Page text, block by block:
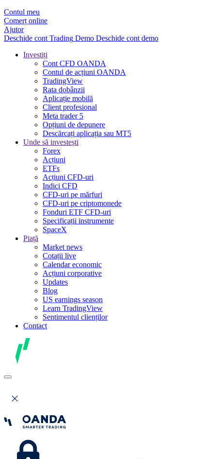
Contul meu
Comerț online
Ajutor
Deschide cont Trading Demo Deschide cont demo
Investiți
Cont CFD OANDA
Contul de acțiuni OANDA
TradingView
Rata dobânzii
Aplicație mobilă
Client profesional
Meta trader 5
Opțiuni de depunere
Descărcați aplicația sau MT5
Unde să investești
Forex
Acțiuni
ETFs
Acțiuni CFD-uri
Indici CFD
CFD-uri pe mărfuri
CFD-uri pe criptomonede
Fonduri ETF CFD-uri
Specificații instrumente
SpaceX
Piață
Market news
Cotații live
Calendar economic
Acțiuni corporative
Updates
Blog
US earnings season
Learn TradingView
Sentimentul clienților
Contact